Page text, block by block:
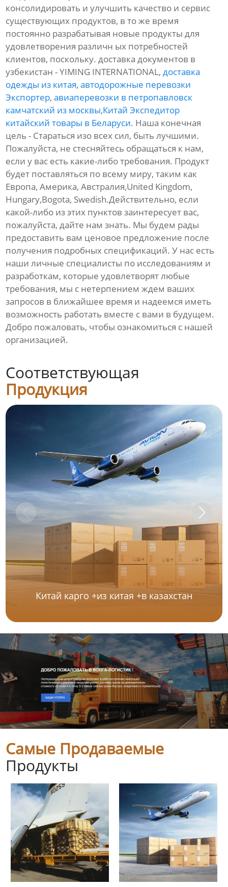
консолидировать и улучшить качество и сервис
существующих продуктов, в то же время
постоянно разрабатывая новые продукты для
удовлетворения различн ых потребностей
клиентов, поскольку. доставка документов в
узбекистан - YIMING INTERNATIONAL,доставка
одежды из китая,автодорожные перевозки
Экспортер,авиаперевозки в петропавловск
камчатский из москвы,Китай Экспедитор
китайский товары в Беларуси. Наша конечная
цель - Стараться изо всех сил, быть лучшими.
Пожалуйста, не стесняйтесь обращаться к нам,
если у вас есть какие-либо требования. Продукт
будет поставляться по всему миру, таким как
Европа, Америка, Австралия,United Kingdom,
Hungary,Bogota, Swedish.Действительно, если
какой-либо из этих пунктов заинтересует вас,
пожалуйста, дайте нам знать. Мы будем рады
предоставить вам ценовое предложение после
получения подробных спецификаций. У нас есть
наши личные специалисты по исследованиям и
разработкам, которые удовлетворят любые
требования, мы с нетерпением ждем ваших
запросов в ближайшее время и надеемся иметь
возможность работать вместе с вами в будущем.
Добро пожаловать, чтобы ознакомиться с нашей
организацией.
Соответствующая
Продукция
Китай карго +из китая +в казахстан
Самые Продаваемые
Продукты